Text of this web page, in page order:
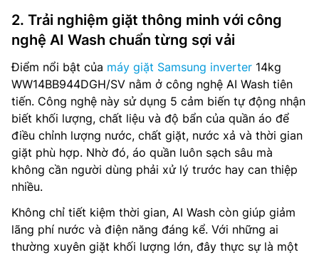
2. Trải nghiệm giặt thông minh với công
nghệ AI Wash chuẩn từng sợi vải
Điểm nổi bật của máy giặt Samsung inverter 14kg
WW14BB944DGH/SV nằm ở công nghệ AI Wash tiên
tiến. Công nghệ này sử dụng 5 cảm biến tự động nhận
biết khối lượng, chất liệu và độ bẩn của quần áo để
điều chỉnh lượng nước, chất giặt, nước xả và thời gian
giặt phù hợp. Nhờ đó, áo quần luôn sạch sâu mà
không cần người dùng phải xử lý trước hay can thiệp
nhiều.
Không chỉ tiết kiệm thời gian, AI Wash còn giúp giảm
lãng phí nước và điện năng đáng kể. Với những ai
thường xuyên giặt khối lượng lớn, đây thực sự là một